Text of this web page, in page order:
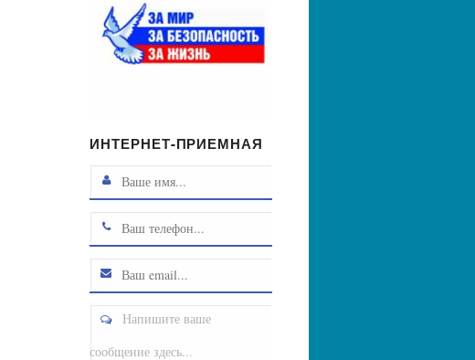
ИНТЕРНЕТ-ПРИЕМНАЯ
Напишите ваше
сообщение здесь...